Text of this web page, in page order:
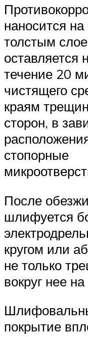
наносится
толстым
оставляется
течение 20
чистящего
краям
сторон, в
стопорные
После
шлифуется
кругом или
не только
вокруг нее
покрытие